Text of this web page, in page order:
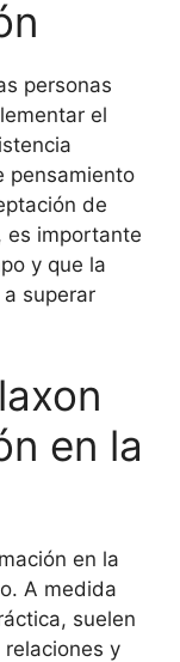
personas
el
pensamiento
de
es importante
y que la
superar
en la
en la
A medida
suelen
y